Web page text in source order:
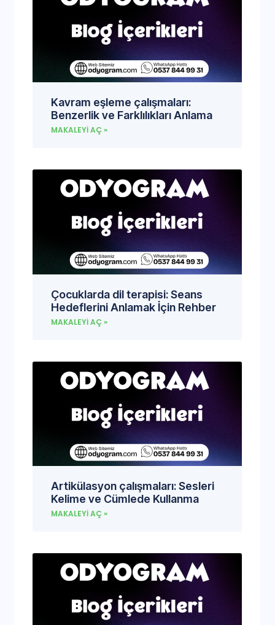
Kavram eşleme çalışmaları:
Benzerlik ve Farklılıkları Anlama
MAKALEYI AÇ »
Çocuklarda dil terapisi: Seans
Hedeflerini Anlamak İçin Rehber
MAKALEYI AÇ »
Artikülasyon çalışmaları: Sesleri
Kelime ve Cümlede Kullanma
MAKALEYI AÇ »